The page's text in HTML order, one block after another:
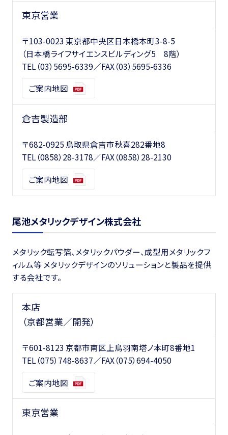
東京営業
〒103-0023 東京都中央区日本橋本町3-8-5
（日本橋ライフサイエンスビルディング5 8階）
TEL（03）5695-6339／FAX（03）5695-6336
ご案内地図
倉吉製造部
〒682-0925 鳥取県倉吉市秋喜282番地8
TEL（0858）28-3178／FAX（0858）28-2130
ご案内地図
尾池メタリックデザイン株式会社
メタリック転写箔、メタリックパウダー、成型用メタリックフ
ィルム等 メタリックデザインのソリューションと製品を提供
する会社です。
本店
（京都営業／開発）
〒601-8123 京都市南区上鳥羽南塔ノ本町8番地1
TEL（075）748-8637／FAX（075）694-4050
ご案内地図
東京営業